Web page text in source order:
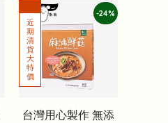
-24%
台灣用心製作 無添